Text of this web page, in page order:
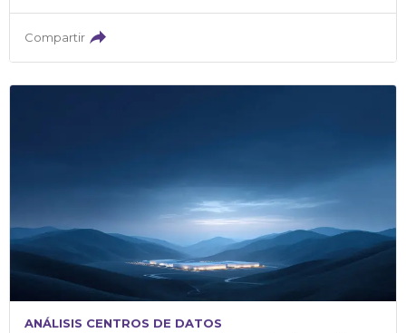
Compartir
ANÁLISIS CENTROS DE DATOS